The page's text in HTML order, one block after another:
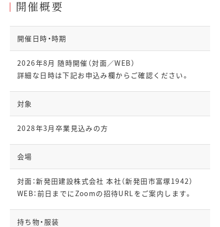
開催概要
開催日時・時期
2026年8月 随時開催（対面／WEB）
詳細な日時は下記お申込み欄からご確認ください。
対象
2028年3月卒業見込みの方
会場
対面：新発田建設株式会社 本社（新発田市富塚1942）
WEB：前日までにZoomの招待URLをご案内します。
持ち物・服装